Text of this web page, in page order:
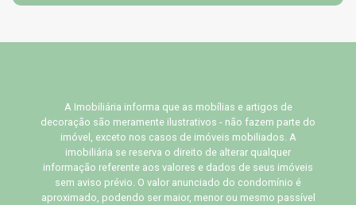
A Imobiliária informa que as mobílias e artigos de
decoração são meramente ilustrativos - não fazem parte do
imóvel, exceto nos casos de imóveis mobiliados. A
imobiliária se reserva o direito de alterar qualquer
informação referente aos valores e dados de seus imóveis
sem aviso prévio. O valor anunciado do condomínio é
aproximado, podendo ser maior, menor ou mesmo passível